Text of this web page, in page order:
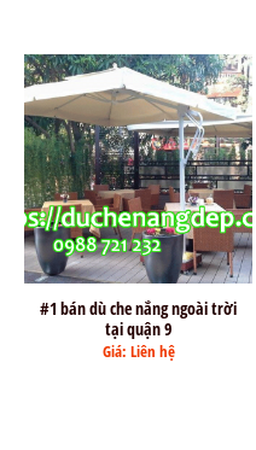
#1 bán dù che nắng ngoài trời
tại quận 9
Giá: Liên hệ